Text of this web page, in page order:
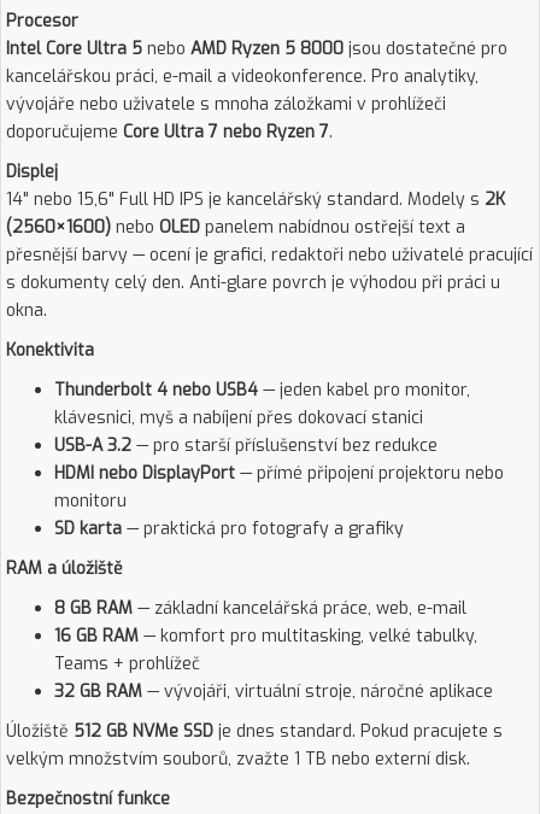
Procesor
Intel Core Ultra 5 nebo AMD Ryzen 5 8000 jsou dostatečné pro
kancelářskou práci, e-mail a videokonference. Pro analytiky,
vývojáře nebo uživatele s mnoha záložkami v prohlížeči
doporučujeme Core Ultra 7 nebo Ryzen 7.
Displej
14" nebo 15,6" Full HD IPS je kancelářský standard. Modely s 2K
(2560×1600) nebo OLED panelem nabídnou ostřejší text a
přesnější barvy — ocení je grafici, redaktoři nebo uživatelé pracující
s dokumenty celý den. Anti-glare povrch je výhodou při práci u
okna.
Konektivita
Thunderbolt 4 nebo USB4 — jeden kabel pro monitor,
klávesnici, myš a nabíjení přes dokovací stanici
USB-A 3.2 — pro starší příslušenství bez redukce
HDMI nebo DisplayPort — přímé připojení projektoru nebo
monitoru
SD karta — praktická pro fotografy a grafiky
RAM a úložiště
8 GB RAM — základní kancelářská práce, web, e-mail
16 GB RAM — komfort pro multitasking, velké tabulky,
Teams + prohlížeč
32 GB RAM — vývojáři, virtuální stroje, náročné aplikace
Úložiště 512 GB NVMe SSD je dnes standard. Pokud pracujete s
velkým množstvím souborů, zvažte 1 TB nebo externí disk.
Bezpečnostní funkce